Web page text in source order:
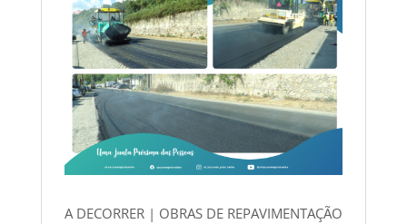
A DECORRER | OBRAS DE REPAVIMENTAÇÃO